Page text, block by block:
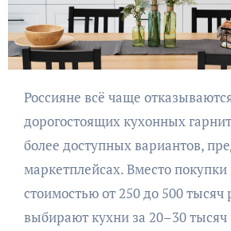
Россияне всё чаще отказываются от
дорогостоящих кухонных
более доступных вариантов,
маркетплейсах. Вместо
стоимостью от 250 до 500 тысяч
выбирают кухни за 20–30 тысяч